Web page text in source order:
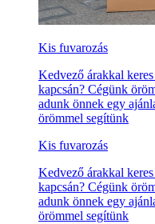
Kis fuvarozás
Kedvező árakkal
kapcsán? Cégünk
adunk önnek egy
örömmel segítünk
Kis fuvarozás
Kedvező árakkal
kapcsán? Cégünk
adunk önnek egy
örömmel segítünk